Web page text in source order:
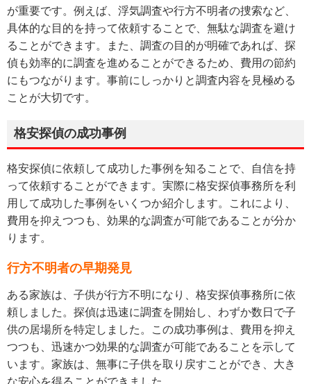
が重要です。例えば、浮気調査や行方不明者の捜索など、
具体的な目的を持って依頼することで、無駄な調査を避け
ることができます。また、調査の目的が明確であれば、探
偵も効率的に調査を進めることができるため、費用の節約
にもつながります。事前にしっかりと調査内容を見極める
ことが大切です。
格安探偵の成功事例
格安探偵に依頼して成功した事例を知ることで、自信を持
って依頼することができます。実際に格安探偵事務所を利
用して成功した事例をいくつか紹介します。これにより、
費用を抑えつつも、効果的な調査が可能であることが分か
ります。
行方不明者の早期発見
ある家族は、子供が行方不明になり、格安探偵事務所に依
頼しました。探偵は迅速に調査を開始し、わずか数日で子
供の居場所を特定しました。この成功事例は、費用を抑え
つつも、迅速かつ効果的な調査が可能であることを示して
います。家族は、無事に子供を取り戻すことができ、大き
な安心を得ることができました。